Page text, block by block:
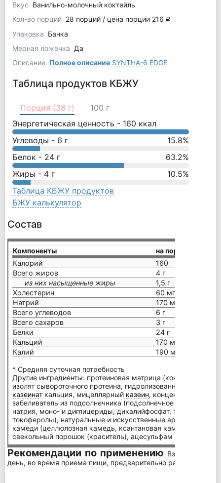
Вкус Ванильно-молочный коктейль
Кол-во порций 28 порций / цена порции 216 q
Упаковка Банка
Мерная ложечка Да
Описание Полное описаниеSYNTHA-6 EDGE
Таблица продуктов КБЖУ
Порция (38 г)
100 г
Энергетическая ценность - 160 ккал
Углеводы - 6 г 15.8%
Белок - 24г 63.2%
Жиры - 4г 10.5%
Таблица КБЖУ продуктов
БЖУ калькулятор
Состав
Компоненты
на порцию (38 г)
Калорий
160
Всего жиров
4 г
из них насыщенные жиры
1,5 г
Холестерин
60 мг
Натрий
170 мг
Всего углеводов
6 г
Всего сахаров
3 г
Белки
24 г
Кальций
170 мг
Калий
190 мг
* Средняя суточная потребность
Другие ингредиенты: протеиновая матрица (концентрат
изолят сывороточного протеина, гидролизованный изолят
казеинат кальция, мицеллярныйказеин, концентрат
забеливатель из подсолнечника (подсолнечное масло,
натрия, моно- и диглицериды, дикалийфосфат,
токоферолы), натуральные и искусственные
камеди (целлюлозная камедь, ксантановая камедь,
свекольный порошок (краситель), ацесульфам калия,
Рекомендации по применению Взрослым, по
день, во время приема пищи, предварительно растворив